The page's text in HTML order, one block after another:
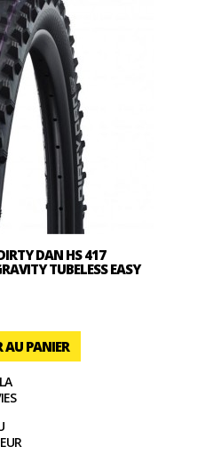
DAN HS 417
TUBELESS EASY
AU PANIER